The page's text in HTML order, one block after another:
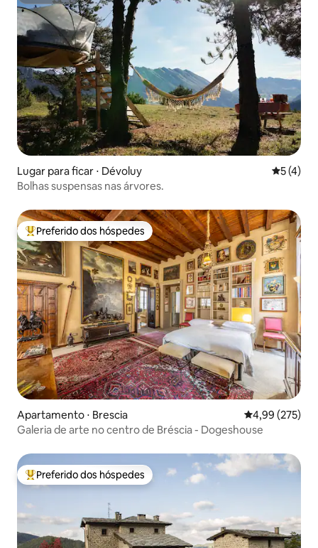
Lugar para ficar ⋅ Dévoluy 5 de
5 (4)
Bolhas suspensas nas árvores.
Entre os melhores preferidos dos hóspedes
Preferido dos hóspedes
Apartamento ⋅ Brescia 4,99 de uma
4,99 (275)
Galeria de arte no centro de Bréscia - Dogeshouse
Entre os melhores preferidos dos hóspedes
Preferido dos hóspedes